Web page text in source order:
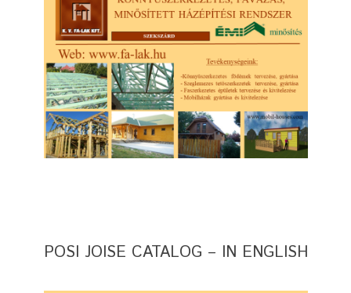
POSI JOISE CATALOG – IN ENGLISH